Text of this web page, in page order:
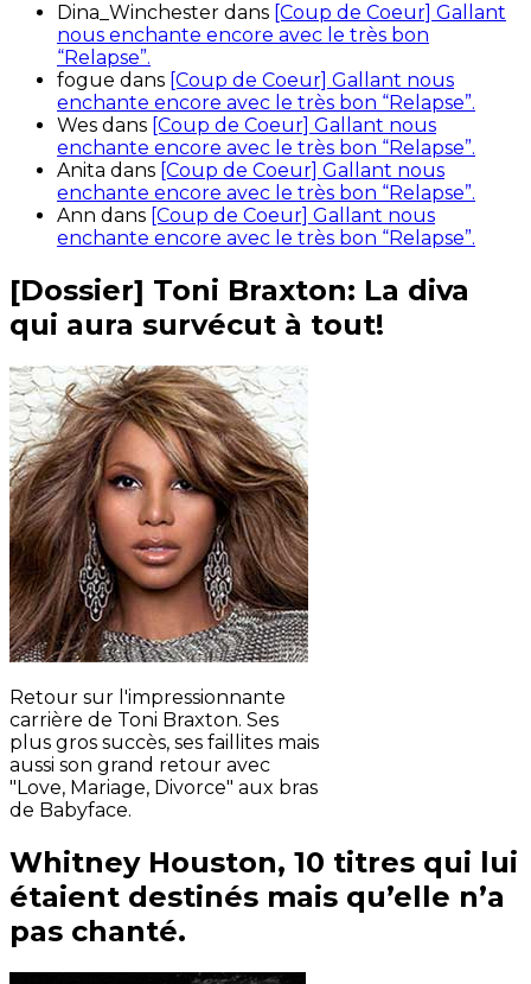
Dina_Winchester dans [Coup de Coeur] Gallant
nous enchante encore avec le très bon
“Relapse”.
fogue dans [Coup de Coeur] Gallant nous
enchante encore avec le très bon “Relapse”.
Wes dans [Coup de Coeur] Gallant nous
enchante encore avec le très bon “Relapse”.
Anita dans [Coup de Coeur] Gallant nous
enchante encore avec le très bon “Relapse”.
Ann dans [Coup de Coeur] Gallant nous
enchante encore avec le très bon “Relapse”.
[Dossier] Toni Braxton: La diva
qui aura survécut à tout!
Retour sur l'impressionnante
carrière de Toni Braxton. Ses
plus gros succès, ses faillites mais
aussi son grand retour avec
"Love, Mariage, Divorce" aux bras
de Babyface.
Whitney Houston, 10 titres qui lui
étaient destinés mais qu’elle n’a
pas chanté.